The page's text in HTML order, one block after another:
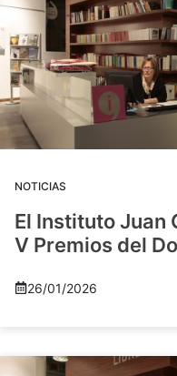
NOTICIAS
El Instituto
V Premios del
26/01/2026